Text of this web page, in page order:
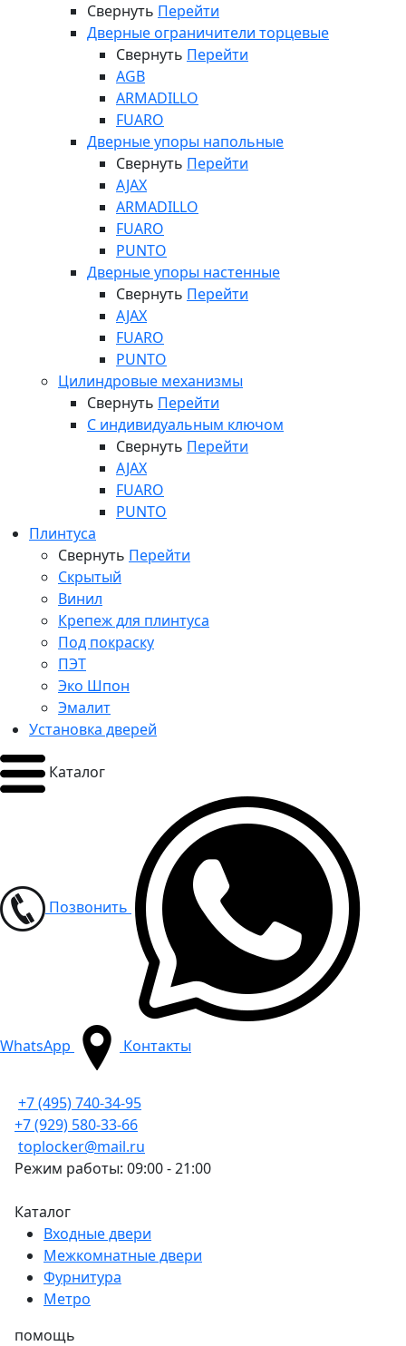
Свернуть Перейти
Дверные ограничители торцевые
Свернуть Перейти
AGB
ARMADILLO
FUARO
Дверные упоры напольные
Свернуть Перейти
AJAX
ARMADILLO
FUARO
PUNTO
Дверные упоры настенные
Свернуть Перейти
AJAX
FUARO
PUNTO
Цилиндровые механизмы
Свернуть Перейти
С индивидуальным ключом
Свернуть Перейти
AJAX
FUARO
PUNTO
Плинтуса
Свернуть Перейти
Скрытый
Винил
Крепеж для плинтуса
Под покраску
ПЭТ
Эко Шпон
Эмалит
Установка дверей
Каталог
Позвонить
WhatsApp Контакты
+7 (495) 740-34-95
+7 (929) 580-33-66
toplocker@mail.ru
Режим работы: 09:00 - 21:00
Каталог
Входные двери
Межкомнатные двери
Фурнитура
Метро
помощь